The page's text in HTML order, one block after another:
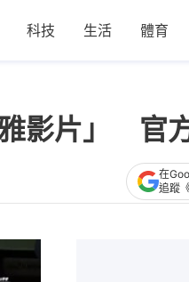
科技 生活 體育
影片」 官
在
追蹤